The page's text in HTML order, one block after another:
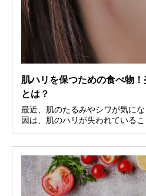
肌ハリを保つための食べ物
とは？
最近、肌のたるみやシワが気に
因は、肌のハリが失われている